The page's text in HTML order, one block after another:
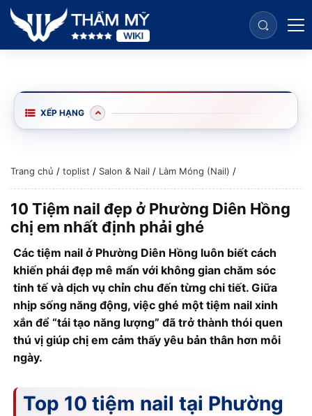
XẾP HẠNG
Trang chủ / toplist / Salon & Nail / Làm Móng (Nail) /
10 Tiệm nail đẹp ở Phường Diên Hồng
chị em nhất định phải ghé
Các tiệm nail ở Phường Diên Hồng luôn biết cách
khiến phái đẹp mê mẩn với không gian chăm sóc
tinh tế và dịch vụ chỉn chu đến từng chi tiết. Giữa
nhịp sống năng động, việc ghé một tiệm nail xinh
xắn để “tái tạo năng lượng” đã trở thành thói quen
thú vị giúp chị em cảm thấy yêu bản thân hơn mỗi
ngày.
Top 10 tiệm nail tại Phường